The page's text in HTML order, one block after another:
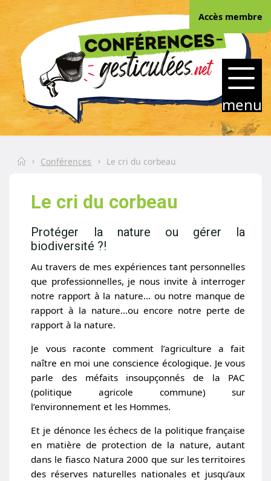
Skip
content
CONFERENCES-
GESTICULEES.NET
menu
Accès membre
HomeConférences Le cri du corbeau
Le cri du corbeau
Protéger la nature ou gérer la
biodiversité ?!
Au travers de mes expériences tant personnelles
que professionnelles, je nous invite à interroger
notre rapport à la nature… ou notre manque de
rapport à la nature…ou encore notre perte de
rapport à la nature.
Je vous raconte comment l’agriculture a fait
naître en moi une conscience écologique. Je vous
parle des méfaits insoupçonnés de la PAC
(politique agricole commune) sur
l’environnement et les Hommes.
Et je dénonce les échecs de la politique française
en matière de protection de la nature, autant
dans le fiasco Natura 2000 que sur les territoires
des réserves naturelles nationales et jusqu’aux